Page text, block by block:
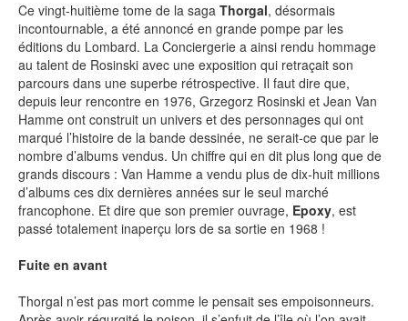
BD JEUNESSE
LIVRE FILM
Ce vingt-huitième tome de la saga Thorgal, désormais
incontournable, a été annoncé en grande pompe par les
éditions du Lombard. La Conciergerie a ainsi rendu hommage
au talent de Rosinski avec une exposition qui retraçait son
parcours dans une superbe rétrospective. Il faut dire que,
depuis leur rencontre en 1976, Grzegorz Rosinski et Jean Van
Hamme ont construit un univers et des personnages qui ont
marqué l’histoire de la bande dessinée, ne serait-ce que par le
nombre d’albums vendus. Un chiffre qui en dit plus long que de
grands discours : Van Hamme a vendu plus de dix-huit millions
d’albums ces dix dernières années sur le seul marché
francophone. Et dire que son premier ouvrage, Epoxy, est
passé totalement inaperçu lors de sa sortie en 1968 !
Fuite en avant
Thorgal n’est pas mort comme le pensait ses empoisonneurs.